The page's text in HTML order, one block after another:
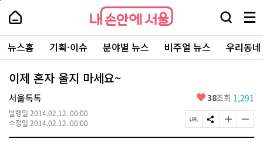
본
로
가
내
손
안
에
서
울
-
서
울
시
대
표
소
내
손
에
울
검
창
열
기
메
뉴
전
체
보
주
요
서
뉴스홈 기획·이슈 분야별 뉴스 비주얼 뉴스 우리동
이제 혼자 울지 마세요~
서울톡톡
발행일 2014.02.12. 00:00
수정일 2014.02.12. 00:00
좋
요
38조회 1,291
페
이
S
N
글
자
글
자
페
상
단
로